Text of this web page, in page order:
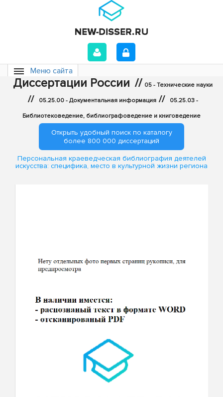
Меню сайта
Диссертации России // 05 - Технические науки
// 05.25.00 - Документальная информация // 05.25.03 -
Библиотековедение, библиографоведение и книговедение
Открыть удобный поиск по каталогу
более 800 000 диссертаций
Персональная краеведческая библиография деятелей
искусства: специфика, место в культурной жизни региона